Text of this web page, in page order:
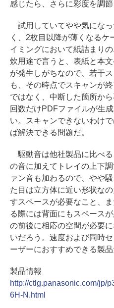
感じたら、さらに彩度を調節
試用していてやや気にな
く、2枚目以降が薄くなるケ
イミングにおいて紙詰まり
炊用途で言うと、表紙と本
が発生しがちなので、若干
も、その時点でスキャンが
ではなく、中断した箇所か
回数だけPDFファイルが生
い。スキャンできないわけ
ば解決できる問題だ。
駆動音は他社製品に比べる
の音に加えてトレイの上下
ァン音も加わるので、やや
た目は立方体に近い形状な
すスペースが必要なこと、
る際には背面にもスペース
の前後に相応の空間が必要
いだろう。速度および同時
ーザーにおすすめできる製品
製品情報
http://ctlg.panasonic.com/jp/
6H-N.html